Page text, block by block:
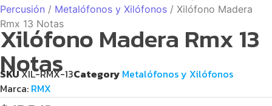
Percusión / Metalófonos y Xilófonos / Xilófono Madera
Rmx 13 Notas
Xilófono Madera Rmx 13
Notas
SKUXIL-RMX-13Category Metalófonos y Xilófonos
Marca: RMX